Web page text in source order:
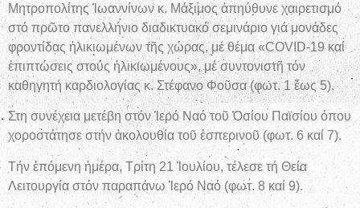
Μητροπολίτης Ἰωαννίνων κ. Μάξιμος ἀπηύθυνε χαιρετισμό
στό πρῶτο πανελλήνιο διαδικτυακό σεμινάριο γιά μονάδες
φροντίδας ἡλικιωμένων τῆς χώρας, μέ θέμα «COVID-19 καί
ἐπιπτώσεις στούς ἡλικιωμένους», μέ συντονιστῆ τόν
καθηγητή καρδιολογίας κ. Στέφανο Φοῦσα (φωτ. 1 ἕως 5).
Στη συνέχεια μετέβη στόν Ἱερό Ναό τοῦ Ὁσίου Παϊσίου όπου
χοροστάτησε στήν ἀκολουθία τοῦ ἑσπερινοῦ (φωτ. 6 καί 7).
Τήν ἑπόμενη ἡμέρα, Τρίτη 21 Ἰουλίου, τέλεσε τή Θεία
Λειτουργία στόν παραπάνω Ἱερό Ναό (φωτ. 8 καί 9).